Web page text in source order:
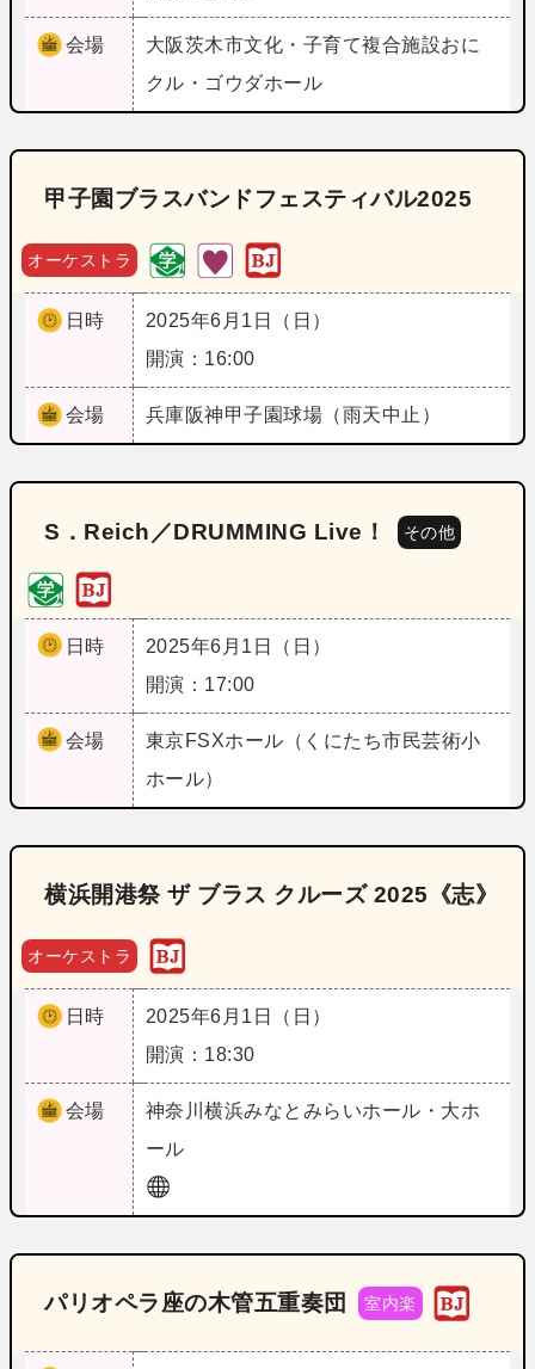
会場 大阪茨木市文化・子育て複合施設おに
クル・ゴウダホール
甲子園ブラスバンドフェスティバル2025
オーケストラ
日時
2025年6月1日（日）
開演：16:00
会場 兵庫阪神甲子園球場（雨天中止）
S．Reich／DRUMMING Live！ その他
日時
2025年6月1日（日）
開演：17:00
会場 東京FSXホール（くにたち市民芸術小
ホール）
横浜開港祭 ザ ブラス クルーズ 2025《志》
オーケストラ
日時
2025年6月1日（日）
開演：18:30
会場 神奈川横浜みなとみらいホール・大ホ
ール
パリオペラ座の木管五重奏団 室内楽